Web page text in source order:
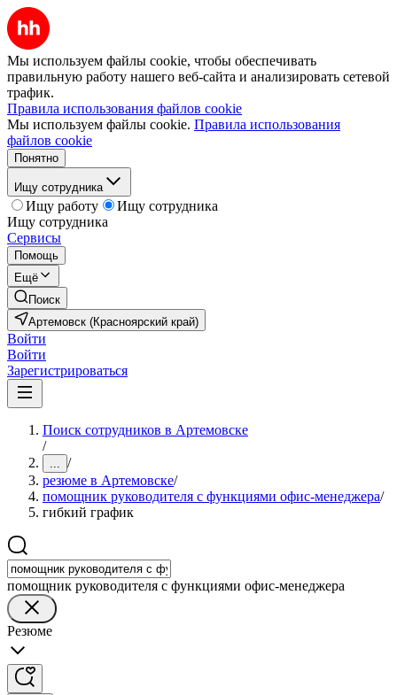
Мы используем файлы cookie, чтобы обеспечивать
правильную работу нашего веб-сайта и анализировать сетевой
трафик.
Правила использования файлов cookie
Мы используем файлы cookie. Правила использования
файлов cookie
Понятно
Ищу сотрудника
Ищу работу
Ищу сотрудника
Ищу сотрудника
Сервисы
Помощь
Ещё
Поиск
Артемовск (Красноярский край)
Войти
Войти
Зарегистрироваться
Поиск сотрудников в Артемовске
/
... /
резюме в Артемовске/
помощник руководителя с функциями офис-менеджера/
гибкий график
помощник руководителя с функциями офис-менеджера
Резюме